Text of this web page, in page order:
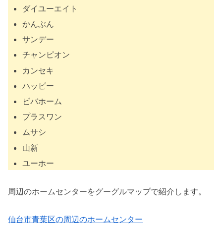
ダイユーエイト
かんぶん
サンデー
チャンピオン
カンセキ
ハッピー
ビバホーム
プラスワン
ムサシ
山新
ユーホー
周辺のホームセンターをグーグルマップで紹介します。
仙台市青葉区の周辺のホームセンター